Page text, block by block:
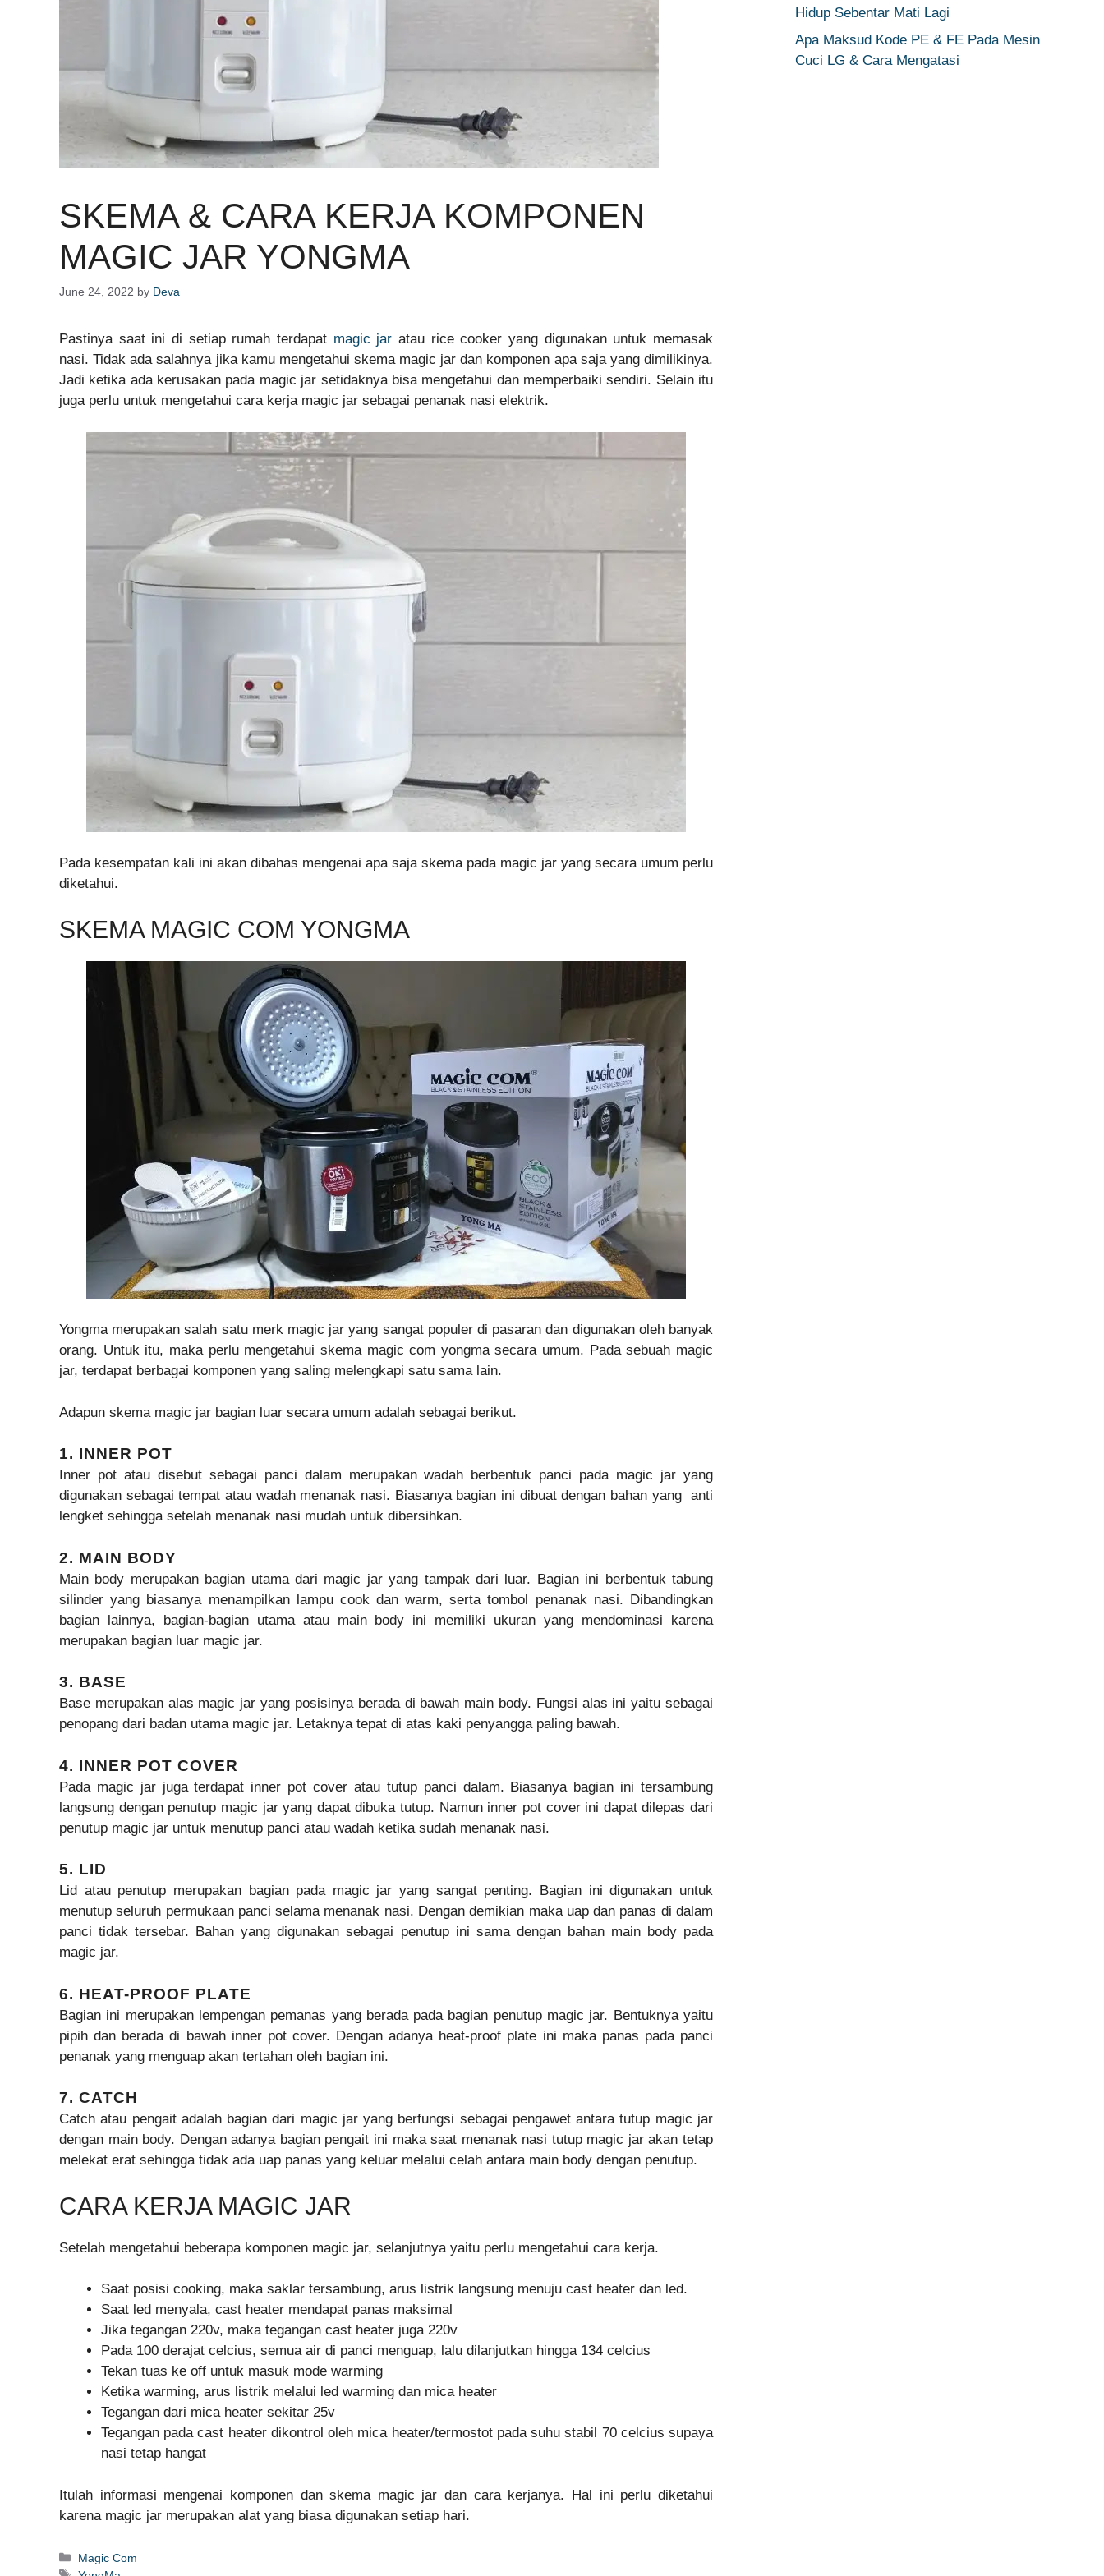
SKEMA & CARA KERJA KOMPONEN
MAGIC JAR YONGMA
June 24, 2022 by Deva
Pastinya saat ini di setiap rumah terdapat magic jar atau rice cooker yang digunakan untuk memasak
nasi. Tidak ada salahnya jika kamu mengetahui skema magic jar dan komponen apa saja yang dimilikinya.
Jadi ketika ada kerusakan pada magic jar setidaknya bisa mengetahui dan memperbaiki sendiri. Selain itu
juga perlu untuk mengetahui cara kerja magic jar sebagai penanak nasi elektrik.
Pada kesempatan kali ini akan dibahas mengenai apa saja skema pada magic jar yang secara umum perlu
diketahui.
SKEMA MAGIC COM YONGMA
Yongma merupakan salah satu merk magic jar yang sangat populer di pasaran dan digunakan oleh banyak
orang. Untuk itu, maka perlu mengetahui skema magic com yongma secara umum. Pada sebuah magic
jar, terdapat berbagai komponen yang saling melengkapi satu sama lain.
Adapun skema magic jar bagian luar secara umum adalah sebagai berikut.
1. INNER POT
Inner pot atau disebut sebagai panci dalam merupakan wadah berbentuk panci pada magic jar yang
digunakan sebagai tempat atau wadah menanak nasi. Biasanya bagian ini dibuat dengan bahan yang anti
lengket sehingga setelah menanak nasi mudah untuk dibersihkan.
2. MAIN BODY
Main body merupakan bagian utama dari magic jar yang tampak dari luar. Bagian ini berbentuk tabung
silinder yang biasanya menampilkan lampu cook dan warm, serta tombol penanak nasi. Dibandingkan
bagian lainnya, bagian-bagian utama atau main body ini memiliki ukuran yang mendominasi karena
merupakan bagian luar magic jar.
3. BASE
Base merupakan alas magic jar yang posisinya berada di bawah main body. Fungsi alas ini yaitu sebagai
penopang dari badan utama magic jar. Letaknya tepat di atas kaki penyangga paling bawah.
4. INNER POT COVER
Pada magic jar juga terdapat inner pot cover atau tutup panci dalam. Biasanya bagian ini tersambung
langsung dengan penutup magic jar yang dapat dibuka tutup. Namun inner pot cover ini dapat dilepas dari
penutup magic jar untuk menutup panci atau wadah ketika sudah menanak nasi.
5. LID
Lid atau penutup merupakan bagian pada magic jar yang sangat penting. Bagian ini digunakan untuk
menutup seluruh permukaan panci selama menanak nasi. Dengan demikian maka uap dan panas di dalam
panci tidak tersebar. Bahan yang digunakan sebagai penutup ini sama dengan bahan main body pada
magic jar.
6. HEAT-PROOF PLATE
Bagian ini merupakan lempengan pemanas yang berada pada bagian penutup magic jar. Bentuknya yaitu
pipih dan berada di bawah inner pot cover. Dengan adanya heat-proof plate ini maka panas pada panci
penanak yang menguap akan tertahan oleh bagian ini.
7. CATCH
Catch atau pengait adalah bagian dari magic jar yang berfungsi sebagai pengawet antara tutup magic jar
dengan main body. Dengan adanya bagian pengait ini maka saat menanak nasi tutup magic jar akan tetap
melekat erat sehingga tidak ada uap panas yang keluar melalui celah antara main body dengan penutup.
CARA KERJA MAGIC JAR
Setelah mengetahui beberapa komponen magic jar, selanjutnya yaitu perlu mengetahui cara kerja.
Saat posisi cooking, maka saklar tersambung, arus listrik langsung menuju cast heater dan led.
Saat led menyala, cast heater mendapat panas maksimal
Jika tegangan 220v, maka tegangan cast heater juga 220v
Pada 100 derajat celcius, semua air di panci menguap, lalu dilanjutkan hingga 134 celcius
Tekan tuas ke off untuk masuk mode warming
Ketika warming, arus listrik melalui led warming dan mica heater
Tegangan dari mica heater sekitar 25v
Tegangan pada cast heater dikontrol oleh mica heater/termostot pada suhu stabil 70 celcius supaya
nasi tetap hangat
Itulah informasi mengenai komponen dan skema magic jar dan cara kerjanya. Hal ini perlu diketahui
karena magic jar merupakan alat yang biasa digunakan setiap hari.
Categories
Magic Com
Hidup Sebentar Mati Lagi
Apa Maksud Kode PE & FE Pada Mesin
Cuci LG & Cara Mengatasi